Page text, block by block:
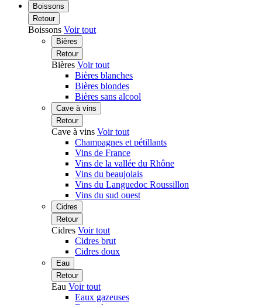
Boissons
Retour
Boissons Voir tout
Bières
Retour
Bières Voir tout
Bières blanches
Bières blondes
Bières sans alcool
Cave à vins
Retour
Cave à vins Voir tout
Champagnes et pétillants
Vins de France
Vins de la vallée du Rhône
Vins du beaujolais
Vins du Languedoc Roussillon
Vins du sud ouest
Cidres
Retour
Cidres Voir tout
Cidres brut
Cidres doux
Eau
Retour
Eau Voir tout
Eaux gazeuses